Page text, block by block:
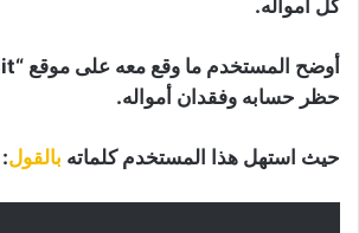
كل أمواله.
حظر حسابه وفقدان أمواله.
حيث استهل هذا المستخدم كلماته بالقول: